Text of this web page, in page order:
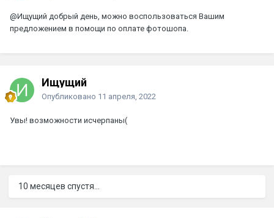
@Ищущий добрый день, можно воспользоваться Вашим
предложением в помощи по оплате фотошопа.
Ищущий
Опубликовано 11 апреля, 2022
Увы! возможности исчерпаны(
10 месяцев спустя...